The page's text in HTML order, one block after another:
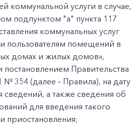
коммунальной услуги в случае,
подпунктом "а" пункта 117
коммунальных услуг
пользователям помещений в
домах и жилых домов»,
Правительства
№ 354 (далее – Правила), на дату
сведений, а также сведения об
для введения такого
приостановления;